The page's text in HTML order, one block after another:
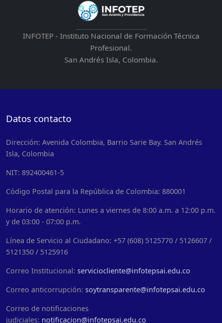
INFOTEP - Instituto Nacional de Formación Técnica
Profesional.
San Andrés Isla, Colombia.
Datos contacto
Dirección: Avenida Colombia, Barrio Sarie Bay. San Andrés
Isla, Colombia
NIT: 892400461-5
Código Postal para la República de Colombia: 880001
Horario de atención: Lunes a viernes de 8:00 a.m. a 12:00 p.m.
y de 03:00 - 07:00 p.m.
Línea de Servicio al Ciudadano: +57 (608) 5125770 / 5126607 /
5121350 / 5125916
Correo Institucional: serviciocliente@infotepsai.edu.co
Correo anticorrupción: soytransparente@infotepsai.edu.co
Correo de notificaciones
judiciales: notificacion@infotepsai.edu.co